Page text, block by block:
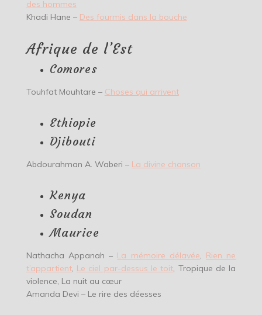
des hommes
Khadi Hane – Des fourmis dans la bouche
Afrique de l’Est
Comores
Touhfat Mouhtare – Choses qui arrivent
Ethiopie
Djibouti
Abdourahman A. Waberi – La divine chanson
Kenya
Soudan
Maurice
Nathacha Appanah – La mémoire délavée
Rien ne
t’appartient, Le ciel par-dessus le toit , Tropique de la
violence, La nuit au cœur
Amanda Devi – Le rire des déesses